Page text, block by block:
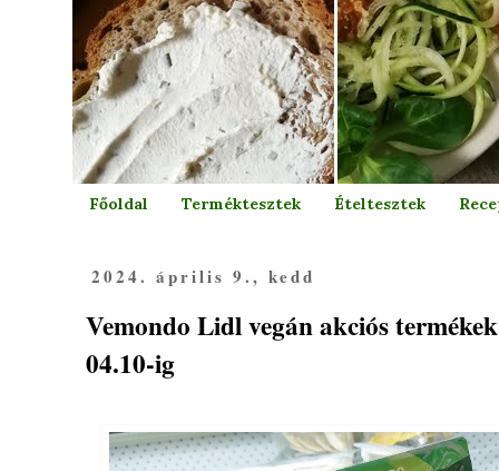
Főoldal Terméktesztek Ételtesztek
2024. április 9., kedd
Vemondo Lidl vegán akciós
04.10-ig